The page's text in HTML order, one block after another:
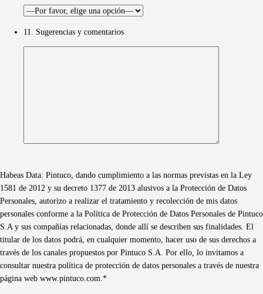
11. Sugerencias y comentarios
Habeas Data: Pintuco, dando cumplimiento a las normas previstas en la Ley
1581 de 2012 y su decreto 1377 de 2013 alusivos a la Protección de Datos
Personales, autorizo a realizar el tratamiento y recolección de mis datos
personales conforme a la Política de Protección de Datos Personales de Pintuco
S.A y sus compañías relacionadas, donde allí se describen sus finalidades. El
titular de los datos podrá, en cualquier momento, hacer uso de sus derechos a
través de los canales propuestos por Pintuco S.A. Por ello, lo invitamos a
consultar nuestra política de protección de datos personales a través de nuestra
página web www.pintuco.com.*